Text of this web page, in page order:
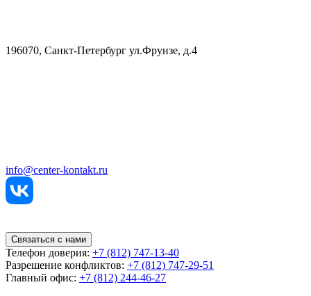
196070, Санкт-Петербург ул.Фрунзе, д.4
info@center-kontakt.ru
Связаться с нами
Телефон доверия: +7 (812) 747-13-40
Разрешение конфликтов: +7 (812) 747-29-51
Главный офис: +7 (812) 244-46-27